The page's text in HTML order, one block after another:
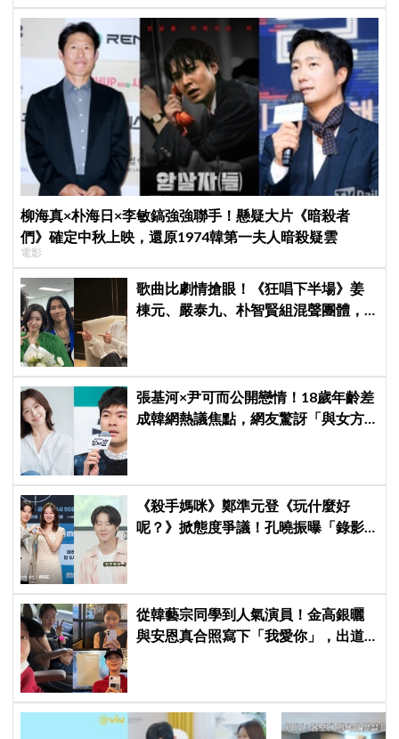
柳海真×朴海日×李敏鎬強強聯手！懸疑大片《暗殺者
們》確定中秋上映，還原1974韓第一夫人暗殺疑雲
電影
歌曲比劇情搶眼！《狂唱下半場》姜
棟元、嚴泰九、朴智賢組混聲團體，
張基河×尹可而公開戀情！18歲年齡差
成韓網熱議焦點，網友驚訝「與女方
《殺手媽咪》鄭準元登《玩什麼好
呢？》掀態度爭議！孔曉振曝「錄影
從韓藝宗同學到人氣演員！金高銀曬
與安恩真合照寫下「我愛你」，出道